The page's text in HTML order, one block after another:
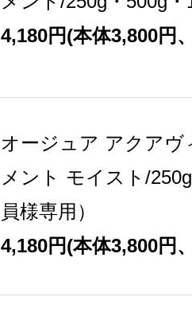
4,180円(本体3,800円
オージュア アクアヴ
メント モイスト/
員様専用）
4,180円(本体3,800円